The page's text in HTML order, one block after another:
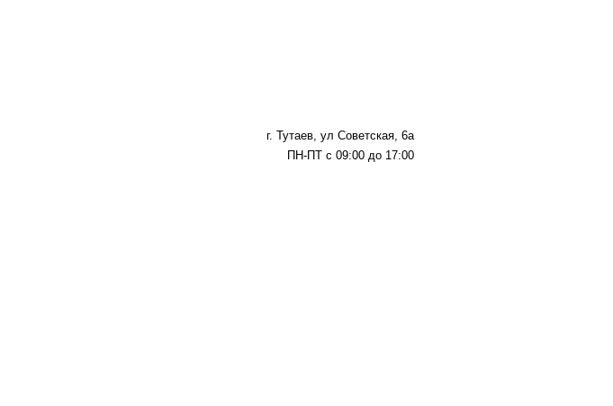
г. Тутаев, ул Советская, 6а
ПН-ПТ с 09:00 до 17:00